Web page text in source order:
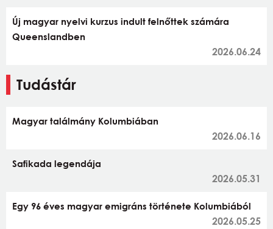
Új magyar nyelvi kurzus indult felnőttek számára
Queenslandben
2026.06.24
Tudástár
Magyar találmány Kolumbiában
2026.06.16
Safikada legendája
2026.05.31
Egy 96 éves magyar emigráns története Kolumbiából
2026.05.25